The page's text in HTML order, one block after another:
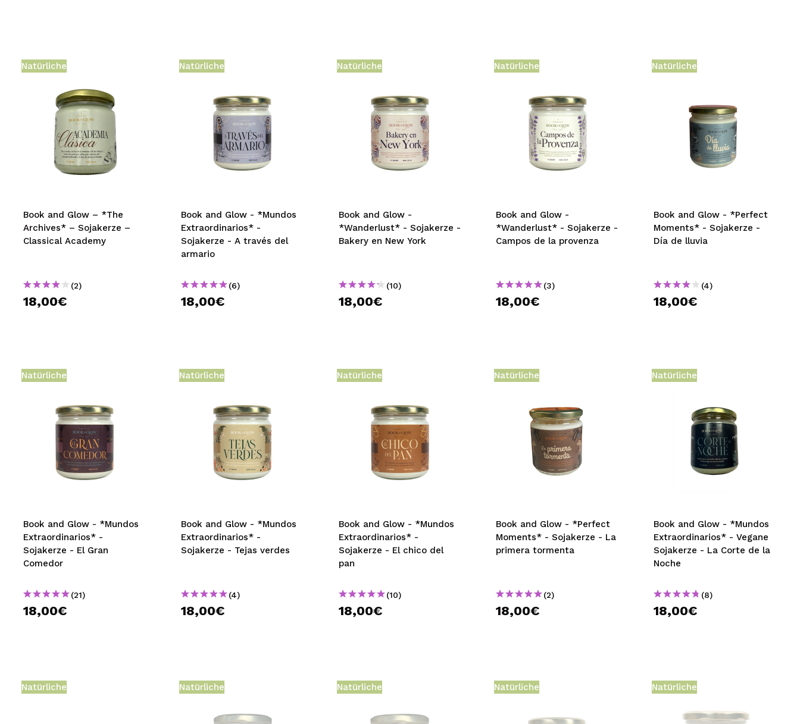
Natürliche
Book and Glow – *The
Archives* – Sojakerze –
Classical Academy
(2)
18,00€
Natürliche
Book and Glow - *Mundos
Extraordinarios* -
Sojakerze - A través del
armario
(6)
18,00€
Natürliche
Book and Glow -
*Wanderlust* - Sojakerze -
Bakery en New York
(10)
18,00€
Natürliche
Book and Glow -
*Wanderlust* - Sojakerze -
Campos de la provenza
(3)
18,00€
Natürliche
Book and Glow - *Perfect
Moments* - Sojakerze -
Día de lluvia
(4)
18,00€
Natürliche
Book and Glow - *Mundos
Extraordinarios* -
Sojakerze - El Gran
Comedor
(21)
18,00€
Natürliche
Book and Glow - *Mundos
Extraordinarios* -
Sojakerze - Tejas verdes
(4)
18,00€
Natürliche
Book and Glow - *Mundos
Extraordinarios* -
Sojakerze - El chico del
pan
(10)
18,00€
Natürliche
Book and Glow - *Perfect
Moments* - Sojakerze - La
primera tormenta
(2)
18,00€
Natürliche
Book and Glow - *Mundos
Extraordinarios* - Vegane
Sojakerze - La Corte de la
Noche
(8)
18,00€
Natürliche Natürliche Natürliche Natürliche Natürliche